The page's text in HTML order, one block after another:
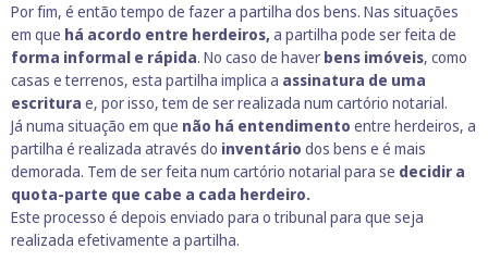
Por fim, é então tempo de fazer a partilha dos bens. Nas situações
em que há acordo entre herdeiros, a partilha pode ser feita de
forma informal e rápida. No caso de haver bens imóveis, como
casas e terrenos, esta partilha implica a assinatura de uma
escritura e, por isso, tem de ser realizada num cartório notarial.
Já numa situação em que não há entendimento entre herdeiros, a
partilha é realizada através do inventário dos bens e é mais
demorada. Tem de ser feita num cartório notarial para se decidir a
quota-parte que cabe a cada herdeiro.
Este processo é depois enviado para o tribunal para que seja
realizada efetivamente a partilha.